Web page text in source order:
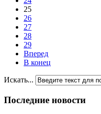
25
26
27
28
29
Вперед
В конец
Искать...
Последние новости